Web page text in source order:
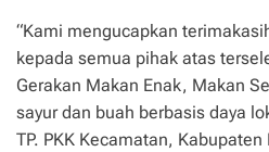
“Kami mengucapkan
kepada semua pihak atas
Gerakan Makan Enak, Makan
sayur dan buah berbasis daya
TP. PKK Kecamatan, Kabupaten